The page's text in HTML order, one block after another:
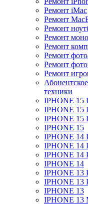
Ремонт iMac
Ремонт
Ремонт
Ремонт
Ремонт
Ремонт
Ремонт
Ремонт
техники
IPHONE 15
IPHONE 15
IPHONE 15
IPHONE 15
IPHONE 14
IPHONE 14
IPHONE 14
IPHONE 14
IPHONE 13
IPHONE 13
IPHONE 13
IPHONE 13